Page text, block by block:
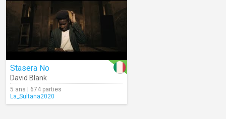
Stasera No
David Blank
5 ans | 674 parties
La_Sultana2020